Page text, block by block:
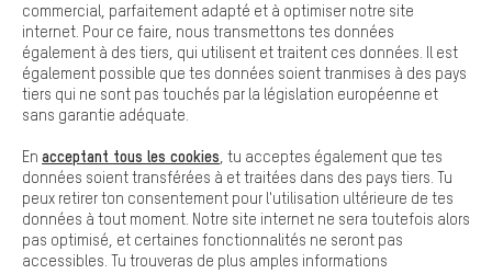
Modifier le contraste
Tous les prix s'entendent en euros (MwSt hors) plus les
frais de portpour la livraison versÉtats-Unis.
Cookies de base
Les cookies de base garantissent que tu puisses utiliser les
fonctions de notre site web.
commercial, parfaitement adapté et à optimiser notre site
internet. Pour ce faire, nous transmettons tes données
également à des tiers, qui utilisent et traitent ces données. Il est
également possible que tes données soient tranmises à des pays
tiers qui ne sont pas touchés par la législation européenne et
sans garantie adéquate.
En acceptant tous les cookies , tu acceptes également que tes
données soient transférées à et traitées dans des pays tiers. Tu
peux retirer ton consentement pour l'utilisation ultérieure de tes
données à tout moment. Notre site internet ne sera toutefois alors
pas optimisé, et certaines fonctionnalités ne seront pas
accessibles. Tu trouveras de plus amples informations